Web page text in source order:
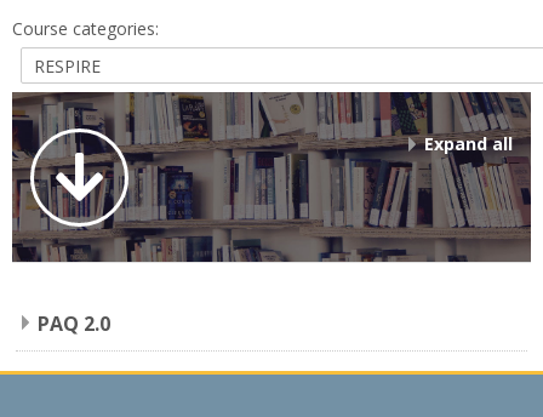
Projets
Appels en cours
English ‎(en)‎
Search
courses
Course categories:
Expand all
PAQ 2.0